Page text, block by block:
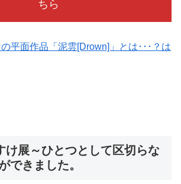
ちら
平面作品「泥雲[Drown]」とは･･･？は
け展～ひとつとして区切らな
できました。